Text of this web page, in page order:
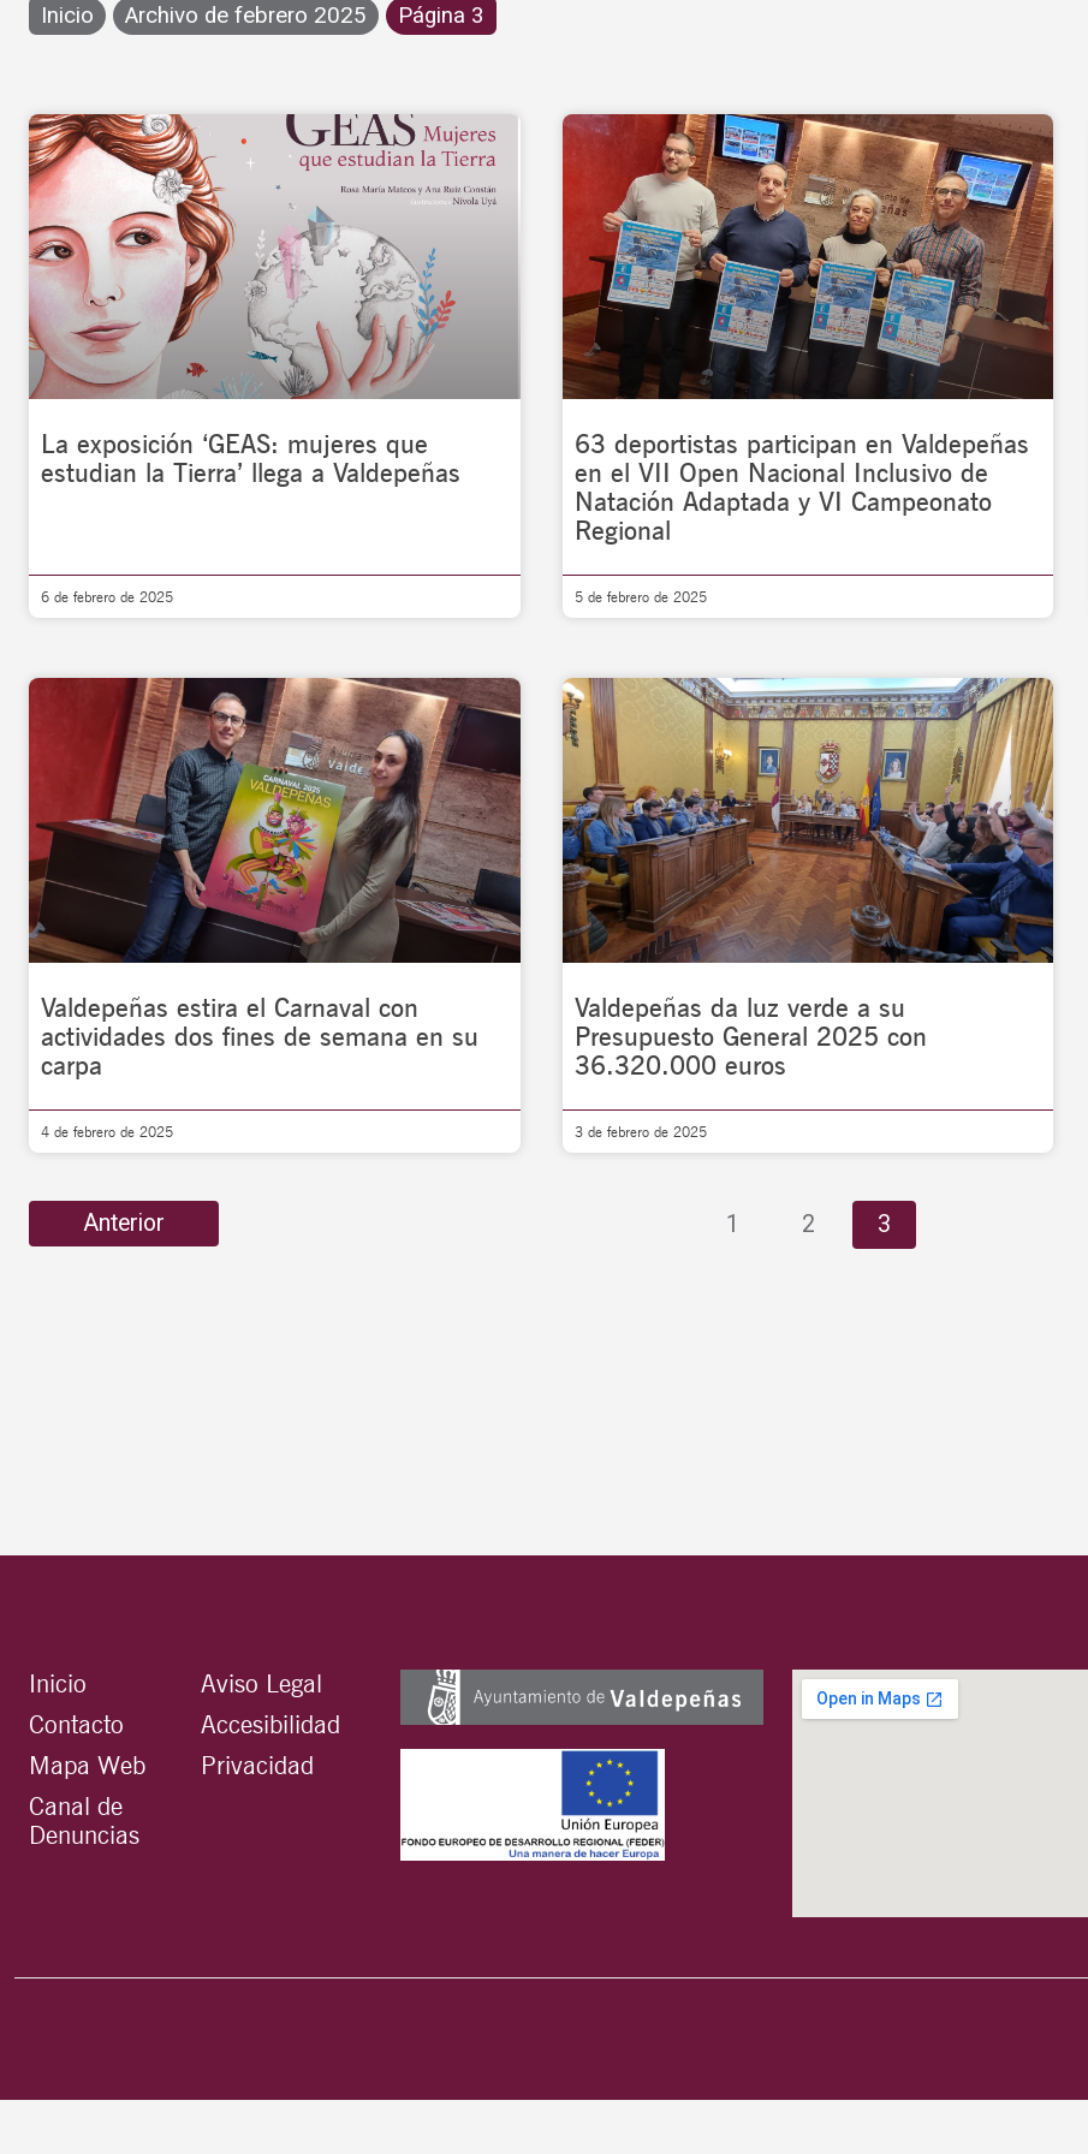
Inicio Archivo de febrero 2025 Página 3
La exposición ‘GEAS: mujeres que
estudian la Tierra’ llega a Valdepeñas
6 de febrero de 2025
63 deportistas participan en Valdepeñas
en el VII Open Nacional Inclusivo de
Natación Adaptada y VI Campeonato
Regional
5 de febrero de 2025
Valdepeñas estira el Carnaval con
actividades dos fines de semana en su
carpa
4 de febrero de 2025
Valdepeñas da luz verde a su
Presupuesto General 2025 con
36.320.000 euros
3 de febrero de 2025
Anterior 1 2 3
Inicio
Contacto
Mapa Web
Canal de
Denuncias
Aviso Legal
Accesibilidad
Privacidad